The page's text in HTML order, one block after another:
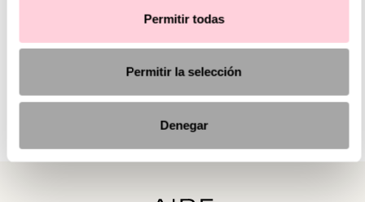
Permitir todas
Permitir la selección
Denegar